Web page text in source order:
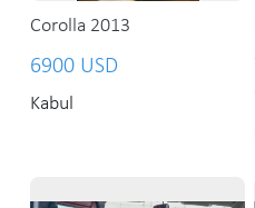
Corolla 2013
6900 USD
Kabul